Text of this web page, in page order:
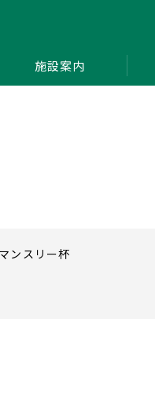
施設案内
ンスリー杯